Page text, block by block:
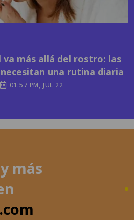
va más allá del rostro: las
una rutina diaria
01:57 PM, JUL 22
más